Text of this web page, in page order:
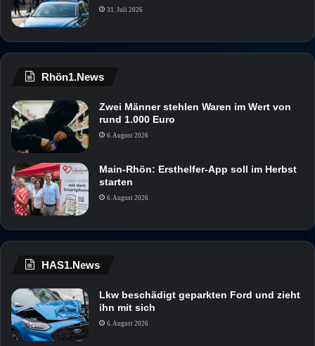
31. Juli 2026
Rhön1.News
Zwei Männer stehlen Waren im Wert von
rund 1.000 Euro
6. August 2026
Main-Rhön: Ersthelfer-App soll im Herbst
starten
6. August 2026
HAS1.News
Lkw beschädigt geparkten Ford und zieht
ihn mit sich
6. August 2026